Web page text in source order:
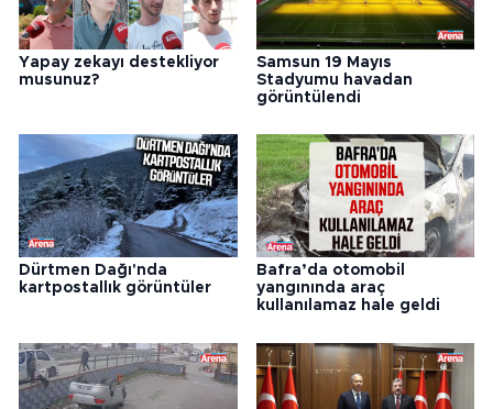
Yapay zekayı destekliyor
musunuz?
Samsun 19 Mayıs
Stadyumu havadan
görüntülendi
Dürtmen Dağı'nda
kartpostallık görüntüler
Bafra’da otomobil
yangınında araç
kullanılamaz hale geldi